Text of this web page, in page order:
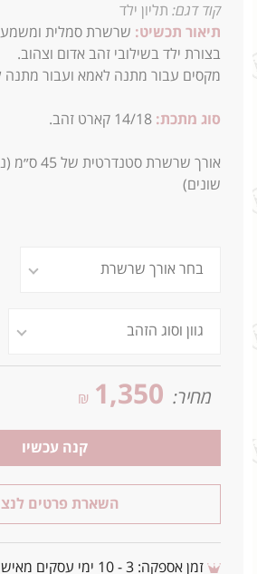
קוד דגם: תליון ילד
תיאור תכשיט: שרשרת סמלית
בצורת ילד בשילובי זהב אדום וצהוב.
מקסים עבור מתנה לאמא ועבור מתנה
סוג מתכת: 14/18 קארט זהב.
א
ורך שרשרת
שונים)
מחיר: 1,350
₪
קנה עכשיו
השארת פרטים
זמן אספקה: 3 - 10 ימי עסקים מאישור העסקה